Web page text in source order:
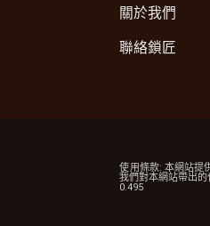
關於我們
聯絡鎖匠
使用條款: 本網站提
我們對本網站帶出
0.495